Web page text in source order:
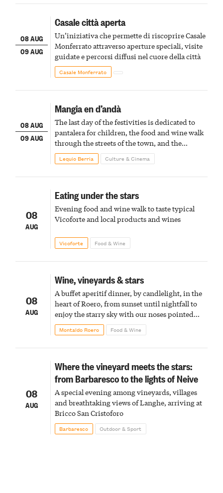
08 AUG
09 AUG
Casale città aperta
Un’iniziativa che permette di riscoprire Casale
Monferrato attraverso aperture speciali, visite
guidate e percorsi diffusi nel cuore della città
Casale Monferrato
08 AUG
09 AUG
Mangia en d’andà
The last day of the festivities is dedicated to
pantalera for children, the food and wine walk
through the streets of the town, and the
fireworks finale
Lequio Berria Culture & Cinema
08
AUG
Eating under the stars
Evening food and wine walk to taste typical
Vicoforte and local products and wines
Vicoforte Food & Wine
08
AUG
Wine, vineyards & stars
A buffet aperitif dinner, by candlelight, in the
heart of Roero, from sunset until nightfall to
enjoy the starry sky with our noses pointed
upward
Montaldo Roero Food & Wine
08
AUG
Where the vineyard meets the stars:
from Barbaresco to the lights of Neive
A special evening among vineyards, villages
and breathtaking views of Langhe, arriving at
Bricco San Cristoforo
Barbaresco Outdoor & Sport